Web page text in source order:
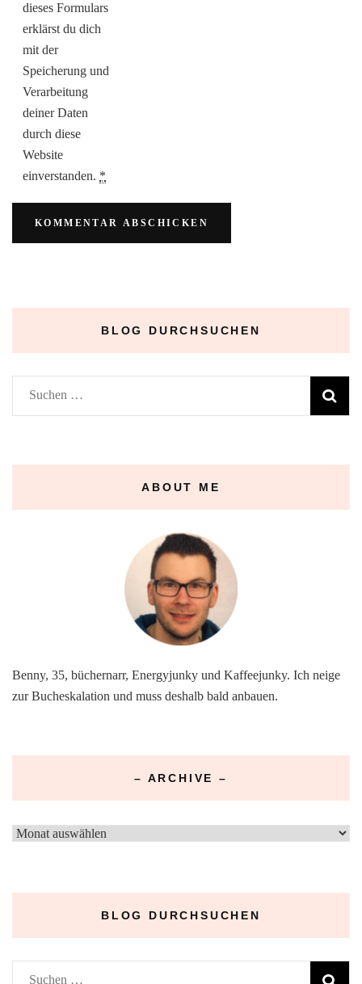
dieses Formulars
erklärst du dich
mit der
Speicherung und
Verarbeitung
deiner Daten
durch diese
Website
einverstanden. *
BLOG DURCHSUCHEN
Suchen
nach:
ABOUT ME
Benny, 35, büchernarr, Energyjunky und Kaffeejunky. Ich neige
zur Bucheskalation und muss deshalb bald anbauen.
– ARCHIVE –
–
BLOG DURCHSUCHEN
Suchen